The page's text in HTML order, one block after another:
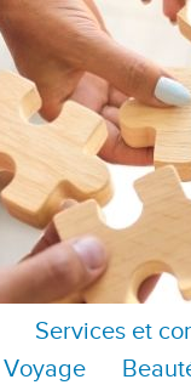
Services et
Voyage